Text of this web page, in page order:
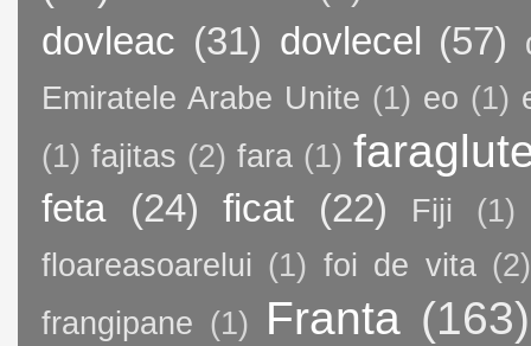
dovleac (31) dovlecel (57)
Emiratele Arabe Unite (1) eo (1)
(1) fajitas (2) fara (1)
feta (24) ficat (22) Fiji
(1)
floareasoarelui (1) foi de vita (2)
frangipane (1) Franta (163)